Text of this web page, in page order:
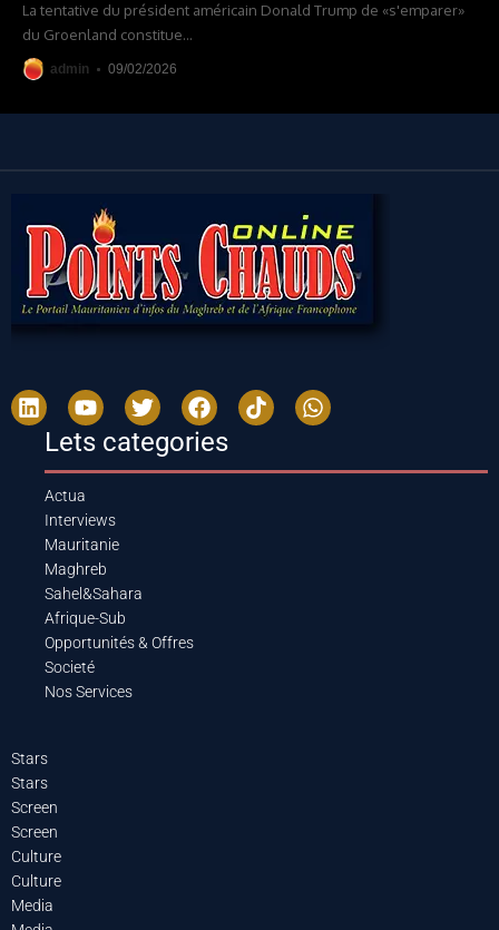
La tentative du président américain Donald Trump de «s'emparer»
du Groenland constitue…
admin 09/02/2026
Lets categories
Actua
Interviews
Mauritanie
Maghreb
Sahel&Sahara
Afrique-Sub
Opportunités & Offres
Societé
Nos Services
Stars
Stars
Screen
Screen
Culture
Culture
Media